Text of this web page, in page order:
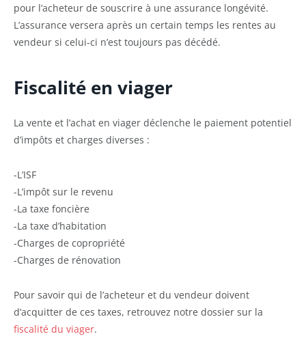
pour l’acheteur de souscrire à une assurance longévité.
L’assurance versera après un certain temps les rentes au
vendeur si celui-ci n’est toujours pas décédé.
Fiscalité en viager
La vente et l’achat en viager déclenche le paiement potentiel
d’impôts et charges diverses :
-L’ISF
-L’impôt sur le revenu
-La taxe foncière
-La taxe d’habitation
-Charges de copropriété
-Charges de rénovation
Pour savoir qui de l’acheteur et du vendeur doivent
d’acquitter de ces taxes, retrouvez notre dossier sur la
fiscalité du viager.